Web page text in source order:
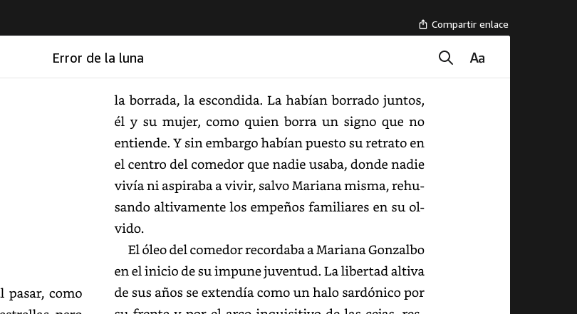
Compartir enlace
Error de la luna
Error de la luna
pasar,
como
estrellas, pero
la borrada, la escondida. La habían borrado
juntos,
él y su mujer, como quien borra un signo que no
entiende. Y sin embargo habían puesto su retrato en
el centro del comedor que nadie usaba, donde nadie
vivía ni aspiraba a vivir, salvo Mariana misma,
rehusando
altivamente
los empeños familiares en su olvido.
El óleo del comedor recordaba a Mariana
Gonzalbo
en el inicio de su impune juventud. La libertad
altiva
de sus años se extendía como un halo sardónico
por
su frente y por el arco inquisitivo de las cejas,
resplandecía